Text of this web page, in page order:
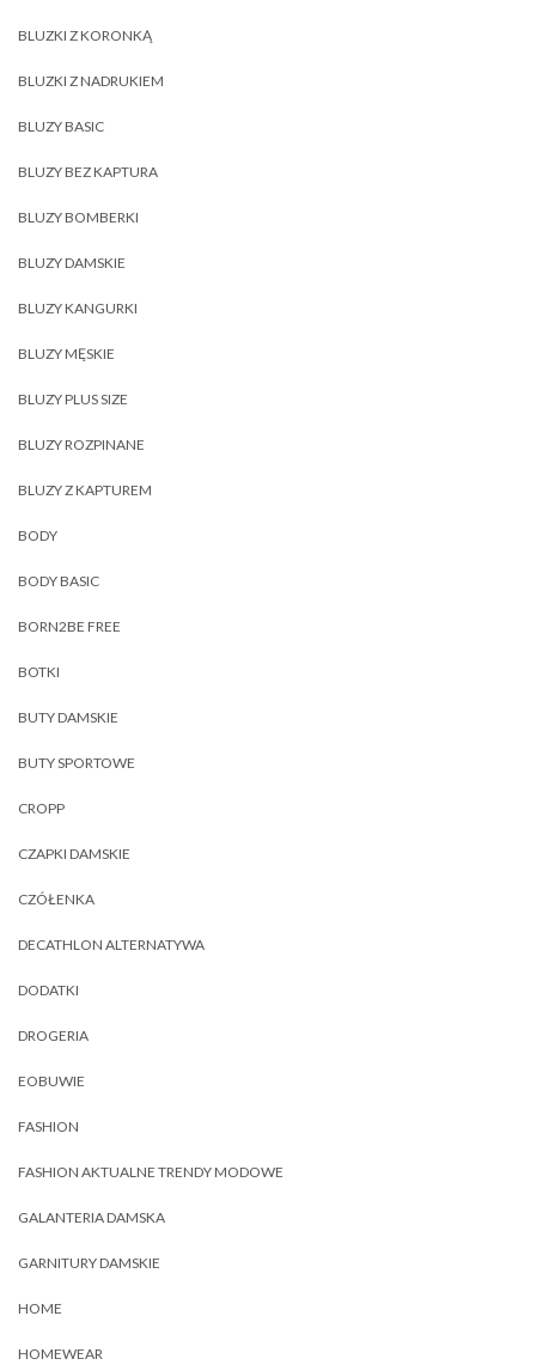
BLUZKI Z KORONKĄ
BLUZKI Z NADRUKIEM
BLUZY BASIC
BLUZY BEZ KAPTURA
BLUZY BOMBERKI
BLUZY DAMSKIE
BLUZY KANGURKI
BLUZY MĘSKIE
BLUZY PLUS SIZE
BLUZY ROZPINANE
BLUZY Z KAPTUREM
BODY
BODY BASIC
BORN2BE FREE
BOTKI
BUTY DAMSKIE
BUTY SPORTOWE
CROPP
CZAPKI DAMSKIE
CZÓŁENKA
DECATHLON ALTERNATYWA
DODATKI
DROGERIA
EOBUWIE
FASHION
FASHION AKTUALNE TRENDY MODOWE
GALANTERIA DAMSKA
GARNITURY DAMSKIE
HOME
HOMEWEAR